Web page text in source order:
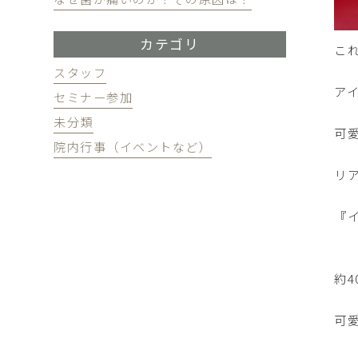
こ
ア
可
リ
『
約
可
カテゴリ
スタッフ
セミナー参加
未分類
院内行事（イベントなど）